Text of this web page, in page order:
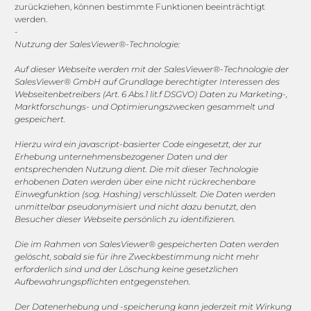
zurückziehen, können bestimmte Funktionen beeinträchtigt
werden.
-
Nutzung der SalesViewer®-Technologie:
Auf dieser Webseite werden mit der SalesViewer®-Technologie der
SalesViewer® GmbH auf Grundlage berechtigter Interessen des
Webseitenbetreibers (Art. 6 Abs.1 lit.f DSGVO) Daten zu Marketing-,
Marktforschungs- und Optimierungszwecken gesammelt und
gespeichert.
Hierzu wird ein javascript-basierter Code eingesetzt, der zur
Erhebung unternehmensbezogener Daten und der
entsprechenden Nutzung dient. Die mit dieser Technologie
erhobenen Daten werden über eine nicht rückrechenbare
Einwegfunktion (sog. Hashing) verschlüsselt. Die Daten werden
unmittelbar pseudonymisiert und nicht dazu benutzt, den
Besucher dieser Webseite persönlich zu identifizieren.
Die im Rahmen von SalesViewer® gespeicherten Daten werden
gelöscht, sobald sie für ihre Zweckbestimmung nicht mehr
erforderlich sind und der Löschung keine gesetzlichen
Aufbewahrungspflichten entgegenstehen.
Der Datenerhebung und -speicherung kann jederzeit mit Wirkung
vertrieb@megasoft.de
+49 2173 265 06 0
Mo. - Do. 08:00 - 17:00 Uhr
Fr. 08:00 - 15:00 Uhr
Sponsoring
1. FC Monheim
COOKIE-RICHTLINIE (EU)
© 2025 MEGASOFT® IT GmbH & Co. KG |